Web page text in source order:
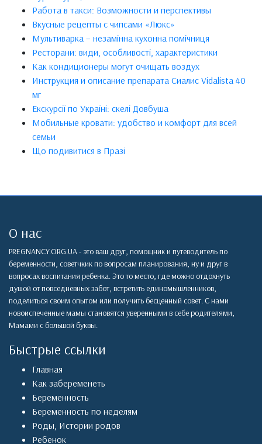
Работа в такси: Возможности и перспективы
Вкусные рецепты с чипсами «Люкс»
Мультиварка – незамінна кухонна помічниця
Ресторани: види, особливості, характеристики
Как кондиционеры могут очищать воздух
Инструкция и описание препарата Сиалис Vidalista 40
мг
Екскурсії по Україні: скелі Довбуша
Мобильные кровати: удобство и комфорт для всей
семьи
Що подивитися в Празі
О нас
PREGNANCY.ORG.UA - это ваш друг, помощник и путеводитель по
беременности, советчкик по вопросам планирования, ну и друг в
вопросах воспитания ребенка. Это то место, где можно отдохнуть
душой от повседневных забот, встретить единомышленников,
поделиться своим опытом или получить бесценный совет. С нами
новоиспеченные мамы становятся уверенными в себе родителями,
Мамами с большой буквы.
Быстрые ссылки
Главная
Как забеременеть
Беременность
Беременность по неделям
Роды, Истории родов
Ребенок